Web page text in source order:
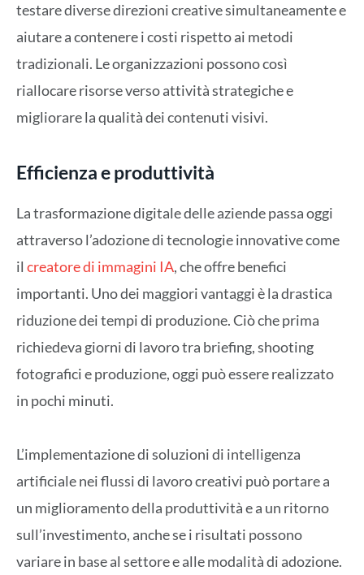
testare diverse direzioni creative simultaneamente e
aiutare a contenere i costi rispetto ai metodi
tradizionali. Le organizzazioni possono così
riallocare risorse verso attività strategiche e
migliorare la qualità dei contenuti visivi.
Efficienza e produttività
La trasformazione digitale delle aziende passa oggi
attraverso l’adozione di tecnologie innovative come
il creatore di immagini IA, che offre benefici
importanti. Uno dei maggiori vantaggi è la drastica
riduzione dei tempi di produzione. Ciò che prima
richiedeva giorni di lavoro tra briefing, shooting
fotografici e produzione, oggi può essere realizzato
in pochi minuti.
L’implementazione di soluzioni di intelligenza
artificiale nei flussi di lavoro creativi può portare a
un miglioramento della produttività e a un ritorno
sull’investimento, anche se i risultati possono
variare in base al settore e alle modalità di adozione.